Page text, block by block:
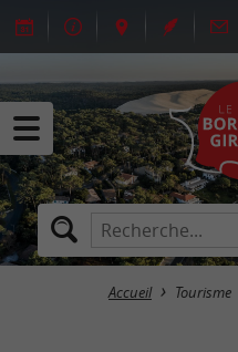
Accueil Tourisme